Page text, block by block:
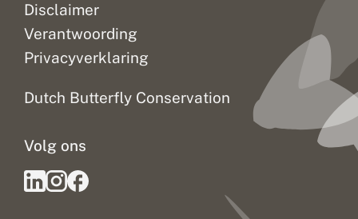
Disclaimer
Verantwoording
Privacyverklaring
Dutch Butterfly Conservation
Volg ons